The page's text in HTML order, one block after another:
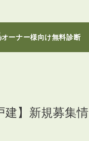
オーナー様向け無料診断
建】新規募集情